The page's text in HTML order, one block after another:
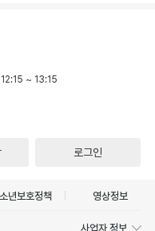
12:15 ~ 13:15
로그인
년보호정책 영상정보
사업자 정보